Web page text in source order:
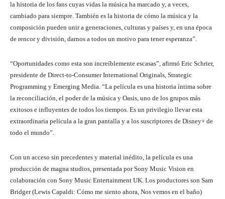
la historia de los fans cuyas vidas la música ha marcado y, a veces,
cambiado para siempre. También es la historia de cómo la música y la
composición pueden unir a generaciones, culturas y países y, en una época
de rencor y división, darnos a todos un motivo para tener esperanza”.
“Oportunidades como esta son increíblemente escasas”, afirmó Eric Schrier,
presidente de Direct-to-Consumer International Originals, Strategic
Programming y Emerging Media. “La película es una historia íntima sobre
la reconciliación, el poder de la música y Oasis, uno de los grupos más
exitosos e influyentes de todos los tiempos. Es un privilegio llevar esta
extraordinaria película a la gran pantalla y a los suscriptores de Disney+ de
todo el mundo”.
Con un acceso sin precedentes y material inédito, la película es una
producción de magna studios, presentada por Sony Music Vision en
colaboración con Sony Music Entertainment UK. Los productores son Sam
Bridger (Lewis Capaldi: Cómo me siento ahora, Nos vemos en el baño)